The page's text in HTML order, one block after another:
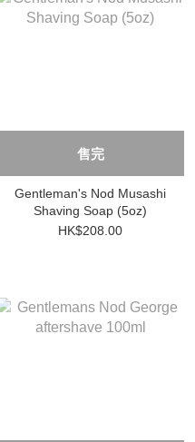
售完
Gentleman's Nod Musashi
Shaving Soap (5oz)
HK$208.00